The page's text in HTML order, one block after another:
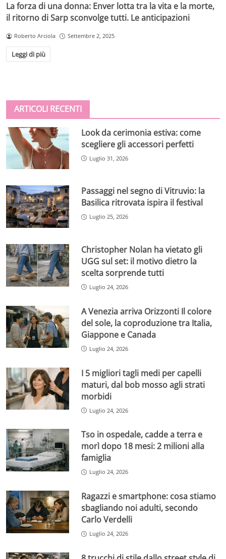
La forza di una donna: Enver lotta tra la vita e la morte,
il ritorno di Sarp sconvolge tutti. Le anticipazioni
Roberto Arciola Settembre 2, 2025
Leggi di più
ARTICOLI RECENTI
Look da cerimonia estiva: come
scegliere gli accessori perfetti
Luglio 31, 2026
Passaggi nel segno di Vitruvio: la
Basilica ritrovata ispira il festival
Luglio 25, 2026
Christopher Nolan ha vietato gli
UGG sul set: il motivo dietro la
scelta sorprende tutti
Luglio 24, 2026
A Venezia arriva Orizzonti Il colore
del sole, la coproduzione tra Italia,
Giappone e Canada
Luglio 24, 2026
I 5 migliori tagli medi per capelli
maturi, dal bob mosso agli strati
morbidi
Luglio 24, 2026
Tso in ospedale, cadde a terra e
morì dopo 18 mesi: 2 milioni alla
famiglia
Luglio 24, 2026
Ragazzi e smartphone: cosa stiamo
sbagliando noi adulti, secondo
Carlo Verdelli
Luglio 24, 2026